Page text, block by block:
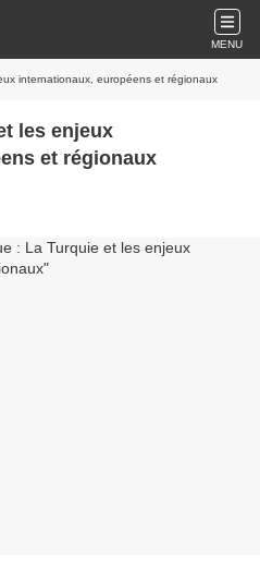
MENU
internationaux, européens et régionaux
les enjeux
et régionaux